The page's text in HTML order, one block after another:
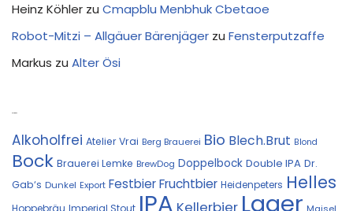
Heinz Köhler zu Cmapblu Menbhuk Cbetaoe
Robot-Mitzi – Allgäuer Bärenjäger zu Fensterputzaffe
Markus zu Alter Ösi
Alkoholfrei Atelier Vrai Berg Brauerei Bio Blech.Brut Blond
Bock Brauerei Lemke BrewDog Doppelbock Double IPA Dr.
Gab‘s Dunkel Export FestbierFruchtbier Heidenpeters Helles
Hoppebräu Imperial Stout IPA Kellerbier Lager